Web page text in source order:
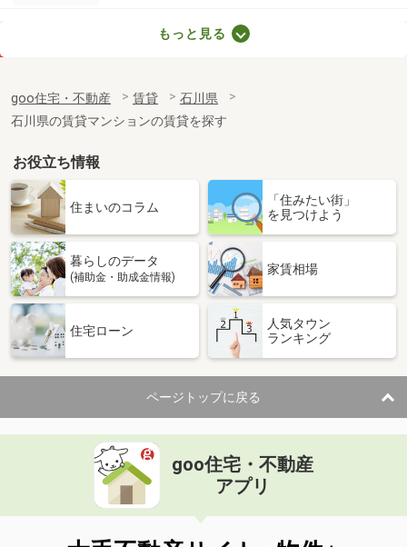
専有面積
73.08m²
間取り
2LDK
石川県金沢市三馬２丁目
価 格
4.60万円
石川県金沢市三馬２丁目
専有面積 23.72m²
間取り
石川県小松市育成町
住 所
石川県小松市育成町
専有面積 39.77m²
間取り
1LDK
石川県金沢市南四十万２丁目
価 格
住 所
石川県金沢市南四十万２丁目
専有面積 40.43m²
間取り
1LDK
もっと見る
goo住宅・不動産 賃貸
石川県
石川県の賃貸マンションの賃貸を探す
お役立ち情報
住まいのコラム
「住みたい街」
を見つけよう
暮らしのデータ
(補助金・助成金情報)
家賃相場
住宅ローン
人気タウン
ランキング
ページトップに戻る
goo住宅・不動産
アプリ